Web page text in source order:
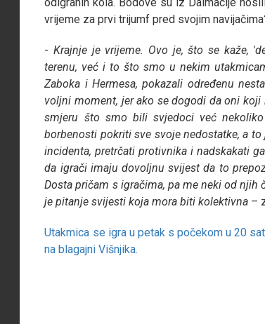
vrijeme za prvi trijumf pred svojim
-Krajnje je vrijeme. Ovo je, što se kaže,
terenu, već i to što smo u nekim
Zaboka i Hermesa, pokazali određenu
voljni moment, jer ako se dogodi da oni
smjeru što smo bili svjedoci već
borbenosti pokriti sve svoje nedostatke, a
incidenta, pretrčati protivnika i nadskakati
da igrači imaju dovoljnu svijest da to
Dosta pričam s igračima, pa me neki od
je pitanje svijesti koja mora biti kolektivna –
Utakmica se igra u petak s počekom u 20
na blagajni Višnjika.